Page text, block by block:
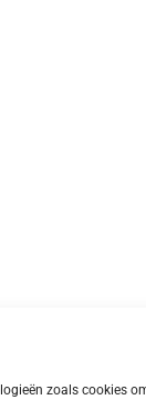
zoals cookies